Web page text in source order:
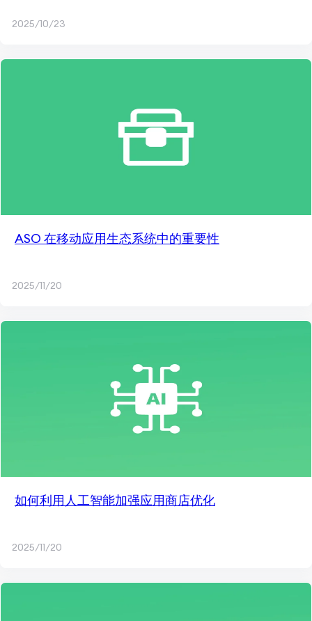
2025/10/23
ASO 在移动应用生态系统中的重要性
2025/11/20
如何利用人工智能加强应用商店优化
2025/11/20